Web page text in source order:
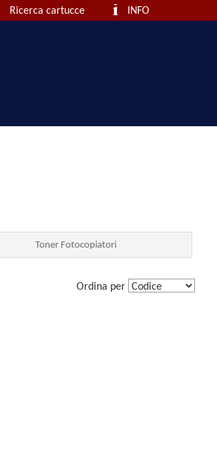
INFO
Ricerca cartucce
Toner Fotocopiatori
Ordina per